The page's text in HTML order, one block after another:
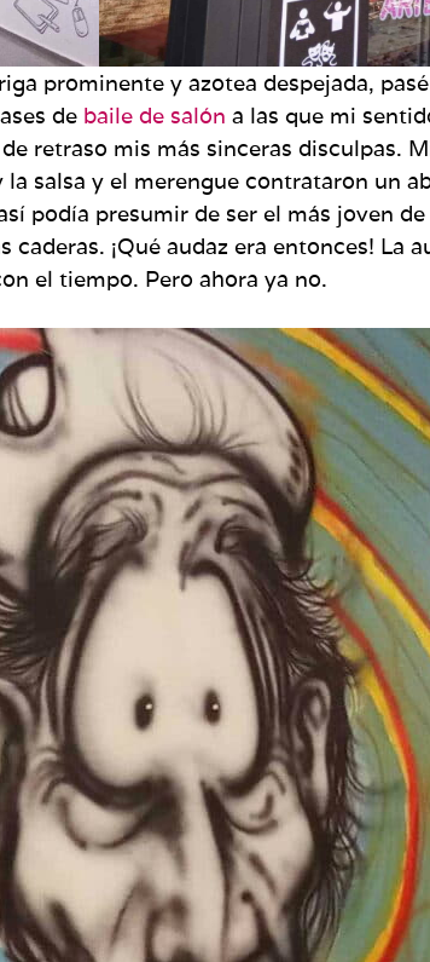
prominente y azotea despejada,
de baile de salón a las que mi
retraso mis más sinceras disculpas.
salsa y el merengue contrataron un
podía presumir de ser el más joven
¡Qué audaz era entonces! La
el tiempo. Pero ahora ya no.